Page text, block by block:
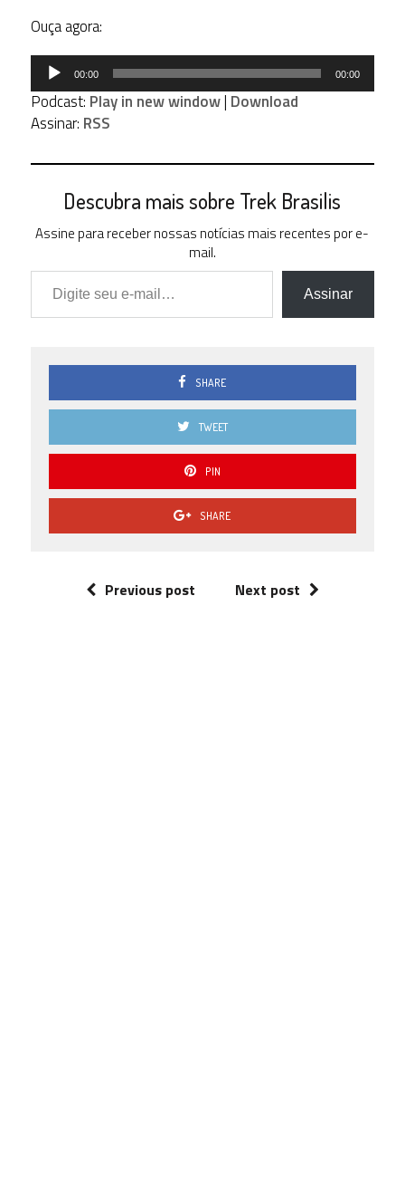
Ouça agora:
Tocador
áudio
00:00 00:00
Podcast: Play in new window| Download
Assinar: RSS
Descubra mais sobre Trek Brasilis
Assine para receber nossas notícias mais recentes por e-
mail.
Digite seu e-mail…
Assinar
SHARE
TWEET
PIN
SHARE
Previous post Next post